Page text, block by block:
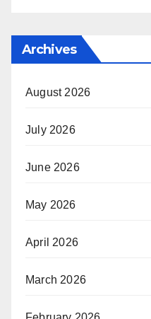
Archives
August 2026
July 2026
June 2026
May 2026
April 2026
March 2026